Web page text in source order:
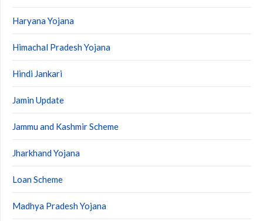
Haryana Yojana
Himachal Pradesh Yojana
Hindi Jankari
Jamin Update
Jammu and Kashmir Scheme
Jharkhand Yojana
Loan Scheme
Madhya Pradesh Yojana